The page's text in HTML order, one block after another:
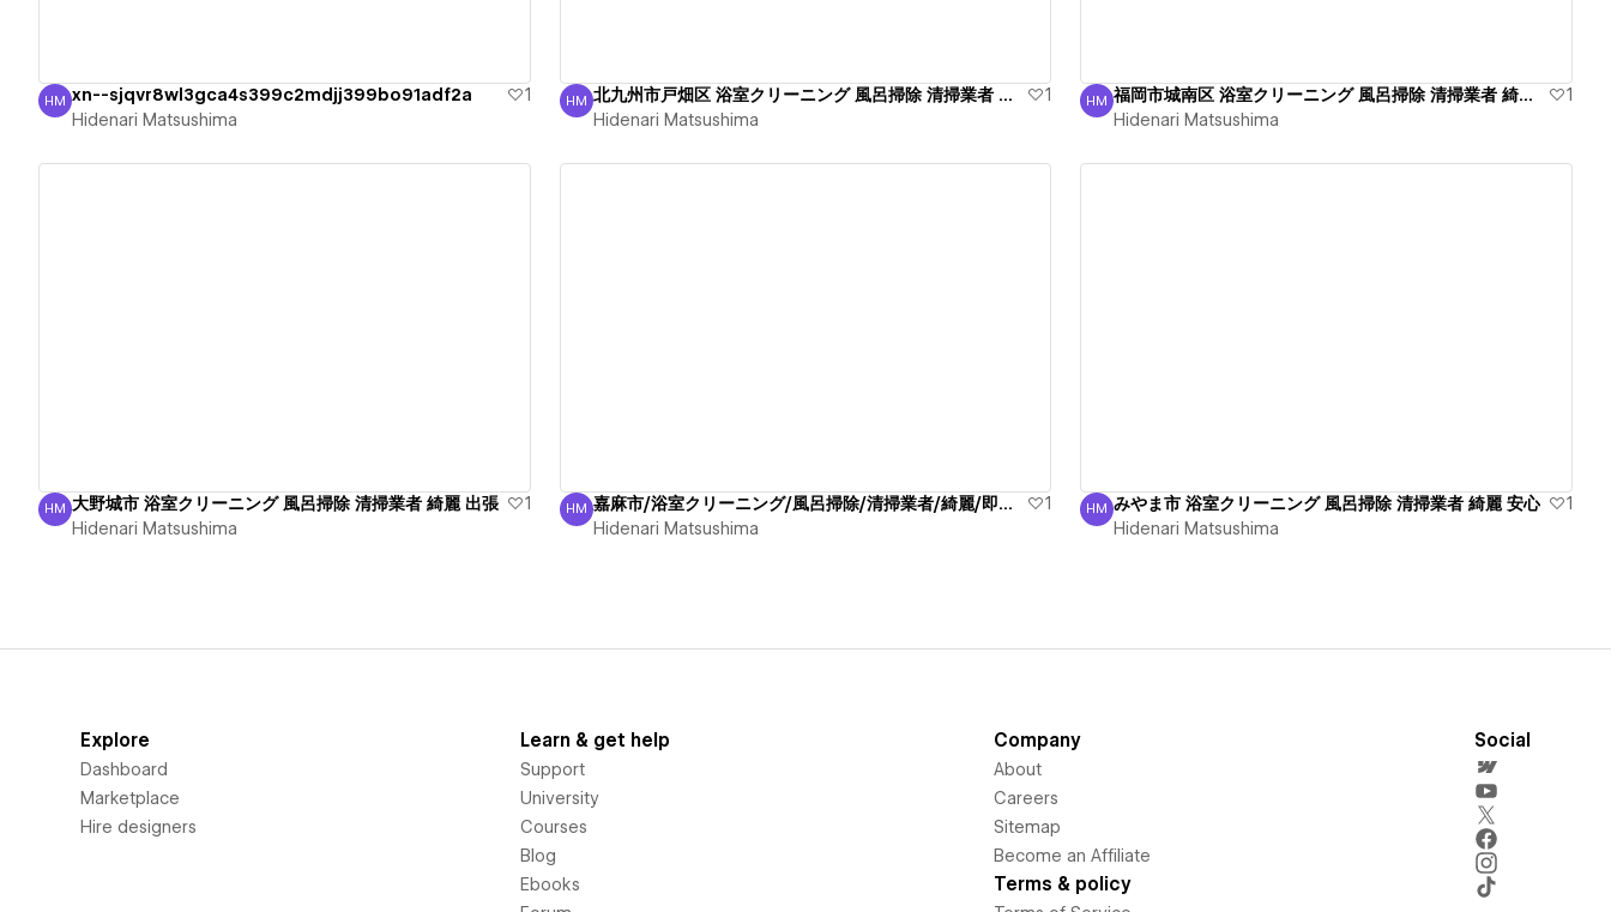
Hidenari Matsushima
HM xn--sjqvr8wl3gca4s399c2mdjj399bo91adf2a
1
Hidenari Matsushima
Hidenari Matsushima
HM 北九州市戸畑区 浴室クリーニング 風呂掃除 清掃業者 綺麗
1
Hidenari Matsushima
Hidenari Matsushima
HM 福岡市城南区 浴室クリーニング 風呂掃除 清掃業者 綺麗！
1
Hidenari Matsushima
Hidenari Matsushima
HM 大野城市 浴室クリーニング 風呂掃除 清掃業者 綺麗 出張
1
Hidenari Matsushima
Hidenari Matsushima
HM 嘉麻市/浴室クリーニング/風呂掃除/清掃業者/綺麗/即受付
1
Hidenari Matsushima
Hidenari Matsushima
HM みやま市 浴室クリーニング 風呂掃除 清掃業者 綺麗 安心
1
Hidenari Matsushima
Explore
Dashboard
Marketplace
Hire designers
Learn & get help
Support
University
Courses
Blog
Ebooks
Company
About
Careers
Sitemap
Become an Affiliate
Terms & policy
Social